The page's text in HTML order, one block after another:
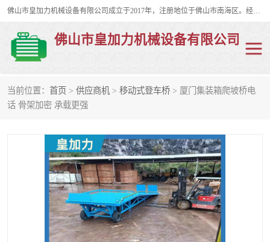
佛山市皇加力机械设备有限公司成立于2017年，注册地位于佛山市南海区。经营范围包括：其他机械设备及电子产品批发、电气设备批发、贸易代理、五金产品批发等；主要产品有：移动式登车桥、叉车装卸货平台、移动式升降机、升降货梯、油桶夹具、电动堆高车。
佛山市皇加力机械设备有限公司
当前位置： 首页 > 供应商机 > 移动式登车桥 > 厦门集装箱爬坡桥电
话 骨架加密 承载更强
移动式登车桥
步行式电动堆高车 移动登车台
叉车装卸货平台 电动搬运车
移动式升降平台 升降货梯
集装箱装柜平台 油桶夹具